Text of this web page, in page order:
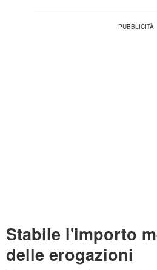
Stabile l'importo
delle erogazioni